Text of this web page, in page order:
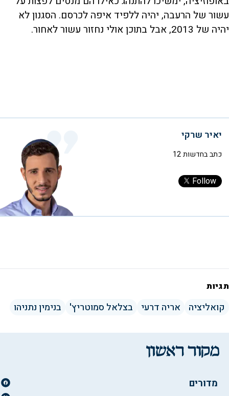
עשור של הרעבה, יהיה ללפיד איפה לכרסם. הסגנון לא
יהיה של 2013, אבל בתוכן אולי נחזור עשור לאחור.
יאיר שרקי
כתב בחדשות 12
Follow
תגיות
קואליציה אריה דרעי בצלאל סמוטריץ' בנימין נתניהו
מדורים